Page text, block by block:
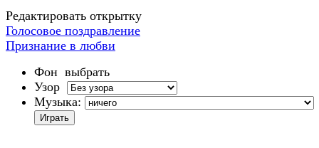
Редактировать открытку
Голосовое поздравление
Признание в любви
Фон выбрать
Узор
Музыка: